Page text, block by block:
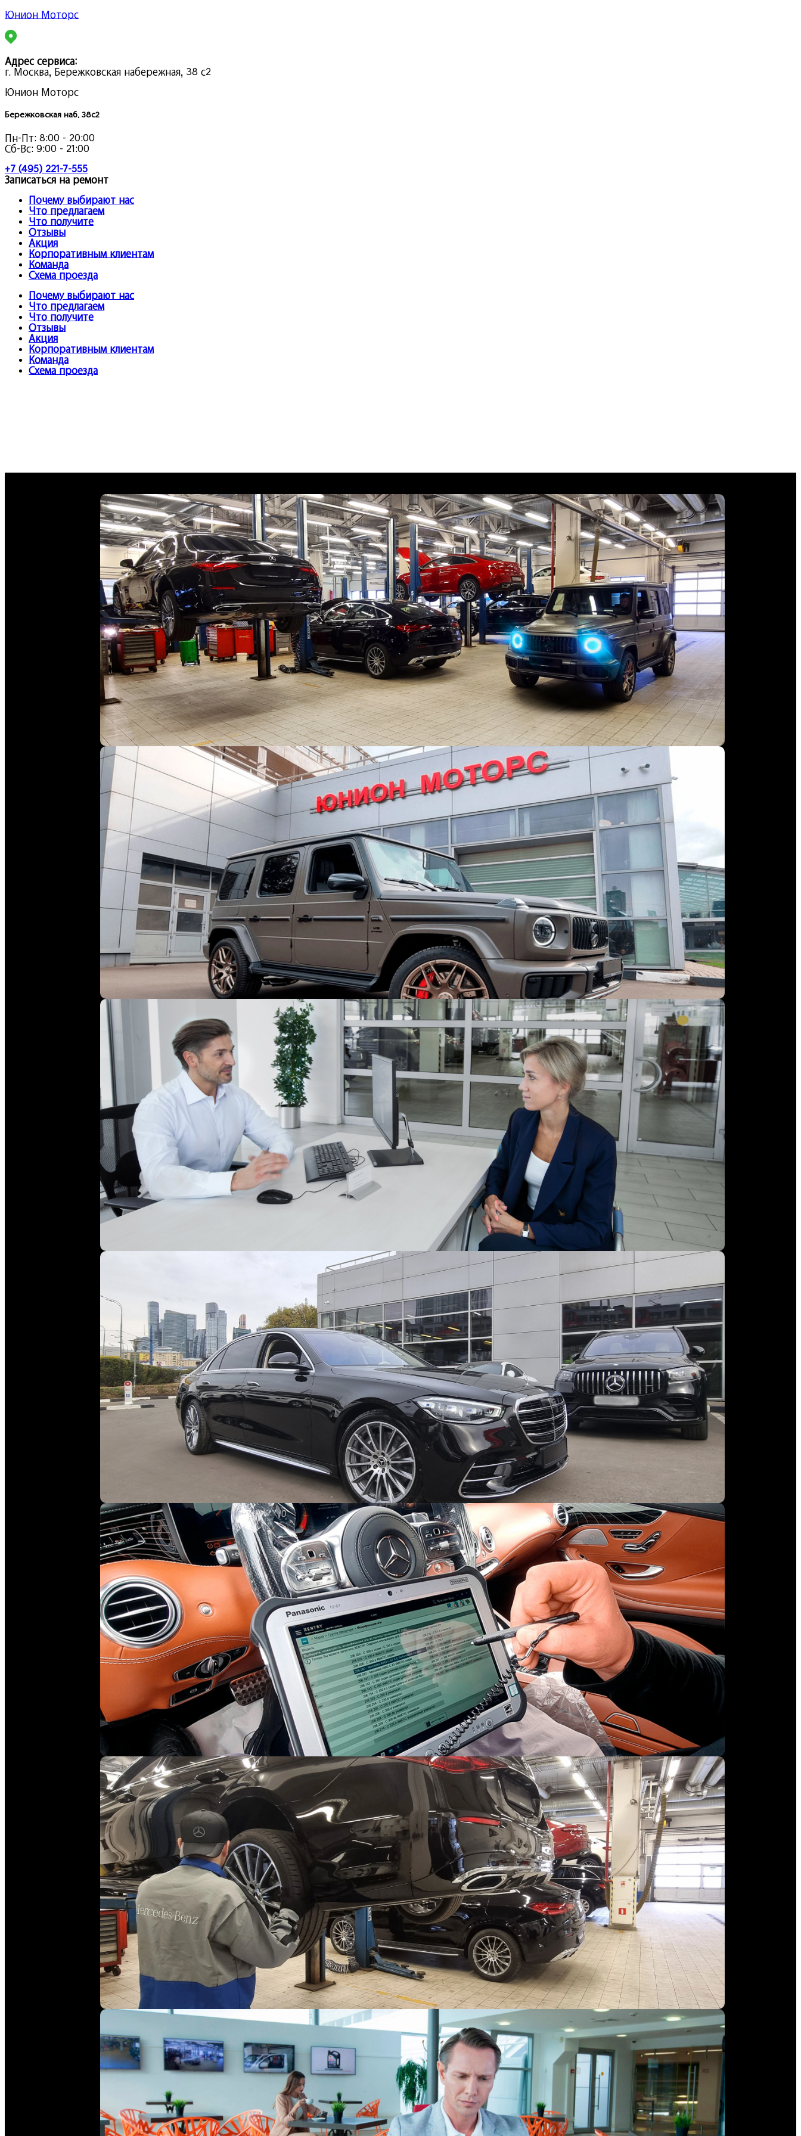
Юнион Моторс
Адрес сервиса:
г. Москва, Бережковская набережная, 38 с2
Юнион Моторс
Бережковская наб. 38с2
Пн-Пт: 8:00 - 20:00
Сб-Вс: 9:00 - 21:00
+7 (495) 221-7-555
Записаться на ремонт
Почему выбирают нас
Что предлагаем
Что получите
Отзывы
Акция
Корпоративным клиентам
Команда
Схема проезда
Почему выбирают нас
Что предлагаем
Что получите
Отзывы
Акция
Корпоративным клиентам
Команда
Схема проезда